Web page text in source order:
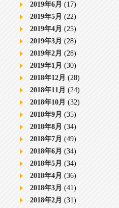
2019年6月 (17)
2019年5月 (22)
2019年4月 (25)
2019年3月 (28)
2019年2月 (28)
2019年1月 (30)
2018年12月 (28)
2018年11月 (24)
2018年10月 (32)
2018年9月 (35)
2018年8月 (34)
2018年7月 (49)
2018年6月 (34)
2018年5月 (34)
2018年4月 (36)
2018年3月 (41)
2018年2月 (31)